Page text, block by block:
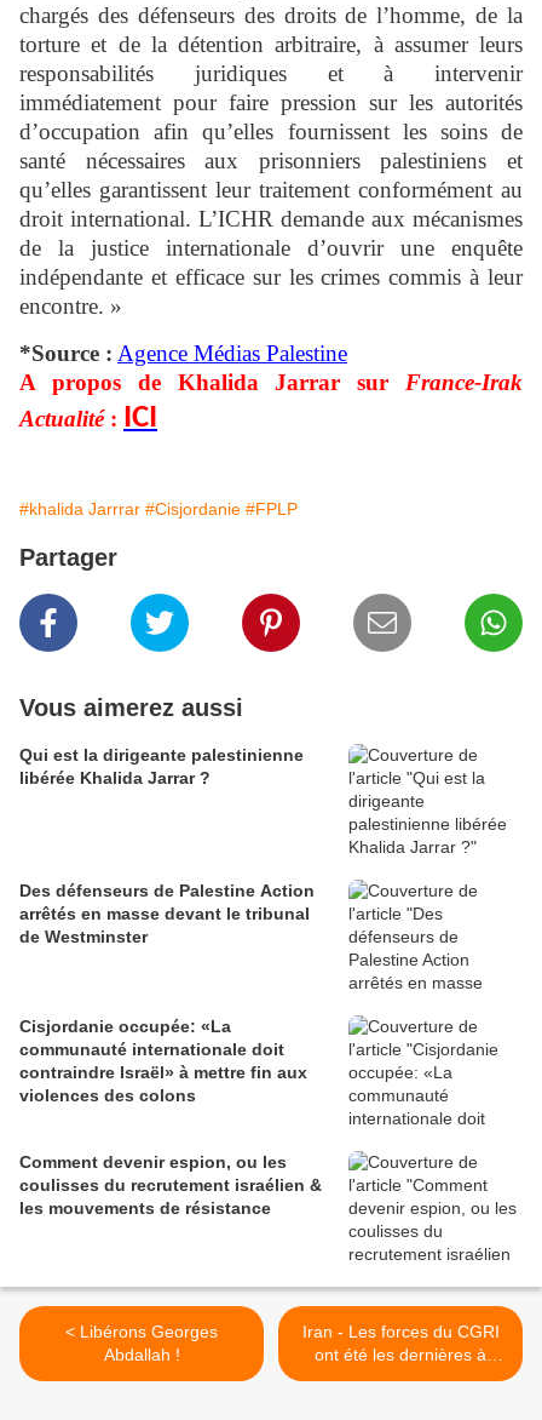
chargés des défenseurs des droits de l’homme, de la
torture et de la détention arbitraire, à assumer leurs
responsabilités juridiques et à intervenir
immédiatement pour faire pression sur les autorités
d’occupation afin qu’elles fournissent les soins de
santé nécessaires aux prisonniers palestiniens et
qu’elles garantissent leur traitement conformément au
droit international. L’ICHR demande aux mécanismes
de la justice internationale d’ouvrir une enquête
indépendante et efficace sur les crimes commis à leur
encontre. »
*Source : Agence Médias Palestine
A propos de Khalida Jarrar sur France-Irak
Actualité: ICI
#khalida Jarrrar #Cisjordanie #FPLP
Partager
Vous aimerez aussi
Qui est la dirigeante palestinienne
libérée Khalida Jarrar ?
Des défenseurs de Palestine Action
arrêtés en masse devant le tribunal
de Westminster
Cisjordanie occupée: «La
communauté internationale doit
contraindre Israël» à mettre fin aux
violences des colons
Comment devenir espion, ou les
coulisses du recrutement israélien &
les mouvements de résistance
< Libérons Georges
Abdallah !
Iran - Les forces du CGRI
ont été les dernières à
quitter la Syrie (Général